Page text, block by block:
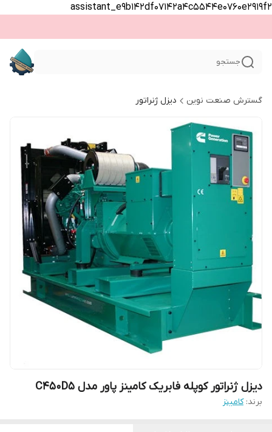
assistant_e9b142df07142a4c5544e0760e2919f2
جستجو
گسترش صنعت نوین دیزل ژنراتور
دیزل ژنراتور کوپله فابریک کامینز پاور مدل C450D5
برند: کامینز